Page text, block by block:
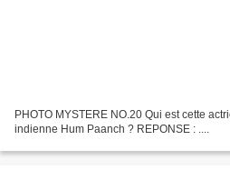
PHOTO MYSTERE NO.20 Qui est cette
indienne Hum Paanch ? REPONSE : ....